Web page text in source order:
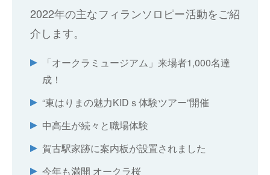
保管システム
パレタイズ・デパレタイズシステム
バンニング・デバンニングシステム
バーチカル装置（垂直搬送機）
周辺機器
東京本部・東京支店
名古屋支店
大阪支店
仙台営業所
オークラグループ
オークラの取組み
物流用語集
オークラ育英財団
プライバシーポリシー
サイトポリシー
2022年の主なフィランソロピー活動をご紹
介します。
「オークラミュージアム」来場者1,000名達
成！
“東はりまの魅力KIDｓ体験ツアー”開催
中高生が続々と職場体験
賀古駅家跡に案内板が設置されました
今年も満開 オークラ桜